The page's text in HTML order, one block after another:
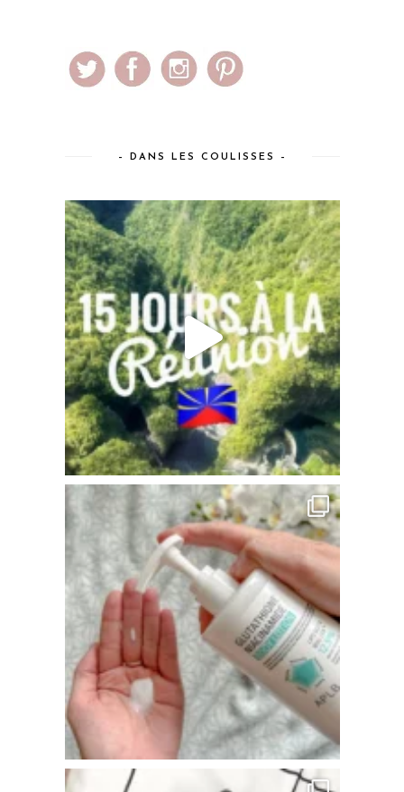
– DANS LES COULISSES –